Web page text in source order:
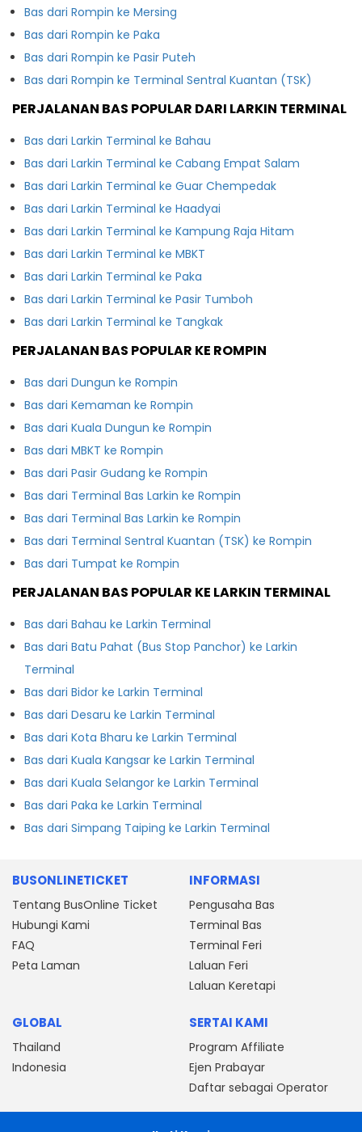
Bas dari Rompin ke Mersing
Bas dari Rompin ke Paka
Bas dari Rompin ke Pasir Puteh
Bas dari Rompin ke Terminal Sentral Kuantan (TSK)
PERJALANAN BAS POPULAR DARI LARKIN TERMINAL
Bas dari Larkin Terminal ke Bahau
Bas dari Larkin Terminal ke Cabang Empat Salam
Bas dari Larkin Terminal ke Guar Chempedak
Bas dari Larkin Terminal ke Haadyai
Bas dari Larkin Terminal ke Kampung Raja Hitam
Bas dari Larkin Terminal ke MBKT
Bas dari Larkin Terminal ke Paka
Bas dari Larkin Terminal ke Pasir Tumboh
Bas dari Larkin Terminal ke Tangkak
PERJALANAN BAS POPULAR KE ROMPIN
Bas dari Dungun ke Rompin
Bas dari Kemaman ke Rompin
Bas dari Kuala Dungun ke Rompin
Bas dari MBKT ke Rompin
Bas dari Pasir Gudang ke Rompin
Bas dari Terminal Bas Larkin ke Rompin
Bas dari Terminal Bas Larkin ke Rompin
Bas dari Terminal Sentral Kuantan (TSK) ke Rompin
Bas dari Tumpat ke Rompin
PERJALANAN BAS POPULAR KE LARKIN TERMINAL
Bas dari Bahau ke Larkin Terminal
Bas dari Batu Pahat (Bus Stop Panchor) ke Larkin
Terminal
Bas dari Bidor ke Larkin Terminal
Bas dari Desaru ke Larkin Terminal
Bas dari Kota Bharu ke Larkin Terminal
Bas dari Kuala Kangsar ke Larkin Terminal
Bas dari Kuala Selangor ke Larkin Terminal
Bas dari Paka ke Larkin Terminal
Bas dari Simpang Taiping ke Larkin Terminal
BUSONLINETICKET
Tentang BusOnline Ticket
Hubungi Kami
FAQ
Peta Laman
INFORMASI
Pengusaha Bas
Terminal Bas
Terminal Feri
Laluan Feri
Laluan Keretapi
GLOBAL
Thailand
Indonesia
SERTAI KAMI
Program Affiliate
Ejen Prabayar
Daftar sebagai Operator